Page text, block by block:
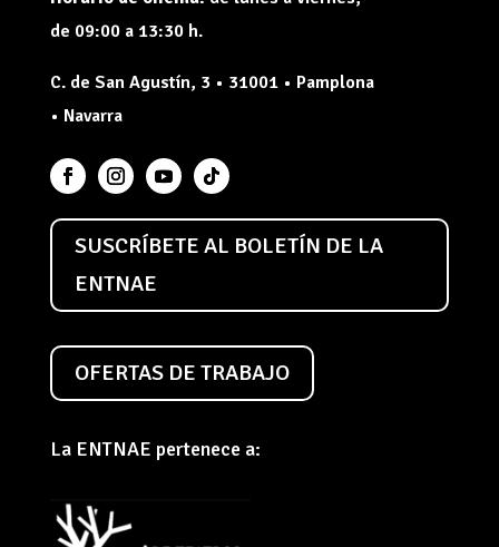
de 09:00 a 13:30 h.
C. de San Agustín, 3 • 31001 • Pamplona
• Navarra
SUSCRÍBETE AL BOLETÍN DE LA
ENTNAE
OFERTAS DE TRABAJO
La ENTNAE pertenece a: